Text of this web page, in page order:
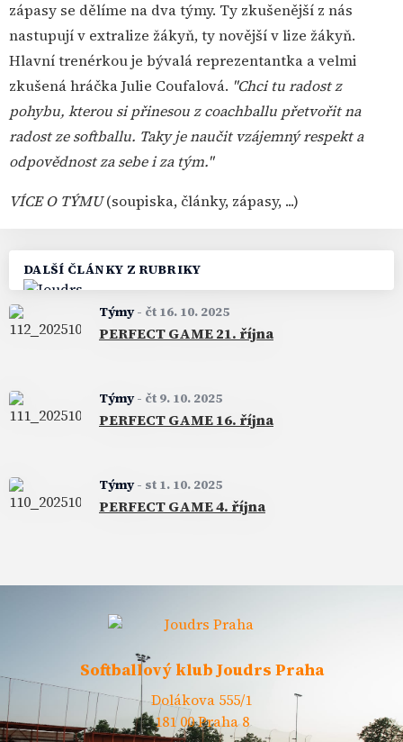
zápasy se dělíme na dva týmy. Ty zkušenější z nás
nastupují v extralize žákyň, ty novější v lize žákyň.
Hlavní trenérkou je bývalá reprezentantka a velmi
zkušená hráčka Julie Coufalová. "Chci tu radost z
pohybu, kterou si přinesou z coachballu přetvořit na
radost ze softballu. Taky je naučit vzájemný respekt a
odpovědnost za sebe i za tým."
VÍCE O TÝMU(soupiska, články, zápasy, ...)
DALŠÍ ČLÁNKY Z RUBRIKY
Týmy- čt 16. 10. 2025
PERFECT GAME 21. října
Týmy- čt 9. 10. 2025
PERFECT GAME 16. října
Týmy- st 1. 10. 2025
PERFECT GAME 4. října
Softballový klub Joudrs Praha
Dolákova 555/1
181 00 Praha 8